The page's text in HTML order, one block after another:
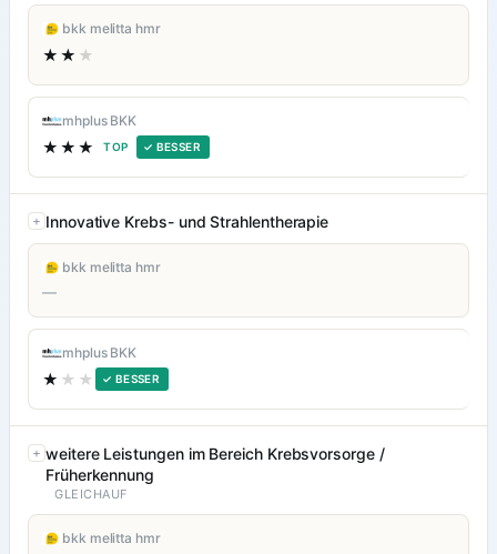
bkk melitta hmr
★★ ★
mhplus BKK
★★★ TOP ✓ BESSER
Innovative Krebs- und Strahlentherapie
bkk melitta hmr
—
mhplus BKK
★ ★★ ✓ BESSER
weitere Leistungen im Bereich Krebsvorsorge /
Früherkennung
GLEICHAUF
bkk melitta hmr